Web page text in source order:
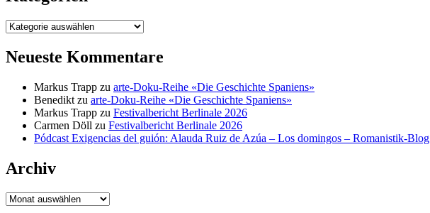
Kategorien
Neueste Kommentare
Markus Trapp zu arte-Doku-Reihe «Die Geschichte Spaniens»
Benedikt zu arte-Doku-Reihe «Die Geschichte Spaniens»
Markus Trapp zu Festivalbericht Berlinale 2026
Carmen Döll zu Festivalbericht Berlinale 2026
Pódcast Exigencias del guión: Alauda Ruiz de Azúa – Los domingos – Romanistik-Blog
Archiv
Archiv